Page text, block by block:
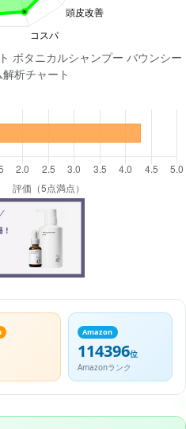
ボタニカルシャンプー バウンシー
析チャート
Amazon
114396位
Amazonランク